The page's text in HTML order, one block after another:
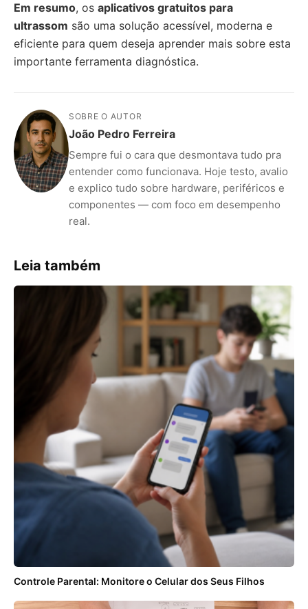
Em resumo, os aplicativos gratuitos para
ultrassom são uma solução acessível, moderna e
eficiente para quem deseja aprender mais sobre esta
importante ferramenta diagnóstica.
SOBRE O AUTOR
João Pedro Ferreira
Sempre fui o cara que desmontava tudo pra
entender como funcionava. Hoje testo, avalio
e explico tudo sobre hardware, periféricos e
componentes — com foco em desempenho
real.
Leia também
Controle Parental: Monitore o Celular dos Seus Filhos